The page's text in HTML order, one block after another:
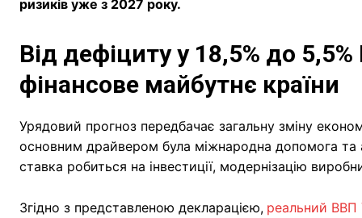
ризиків уже з 2027 року.
Від дефіциту у 18,5% до
фінансове майбутнє країни
Урядовий прогноз передбачає загальну зміну
основним драйвером була міжнародна допомога та
ставка робиться на інвестиції, модернізацію
Згідно з представленою декларацією, реальний ВВП